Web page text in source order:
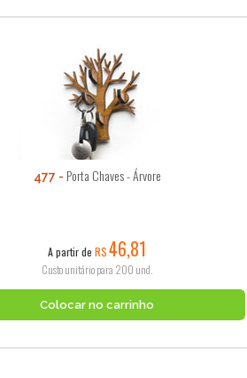
477 Porta Chaves - Árvore
A partir deR$46,81
Custo unitário para 200 und.
Colocar no carrinho